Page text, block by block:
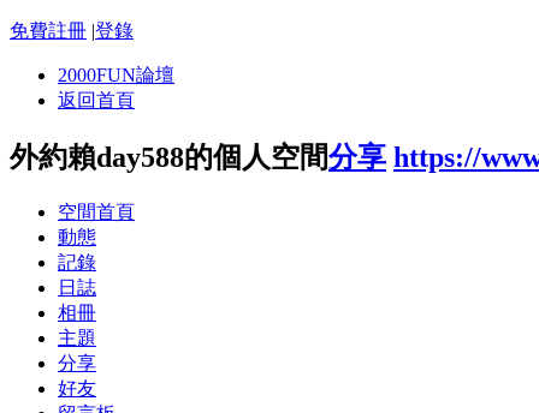
免費註冊 |登錄
2000FUN論壇
返回首頁
外約賴day588的個人空間分享 https://
空間首頁
動態
記錄
日誌
相冊
主題
分享
好友